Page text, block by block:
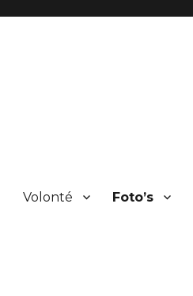
Volonté Foto’s